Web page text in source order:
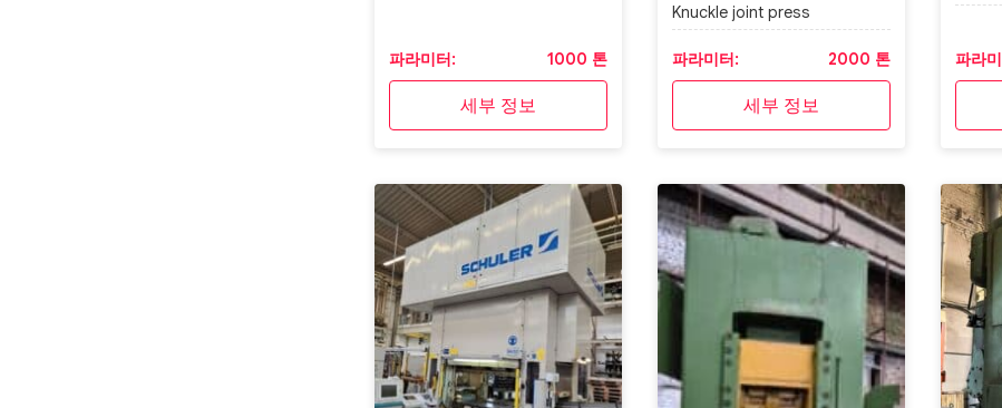
파라미터: 1000 톤
세부 정보
Knuckle joint press
파라미터: 2000 톤
세부 정보
파라